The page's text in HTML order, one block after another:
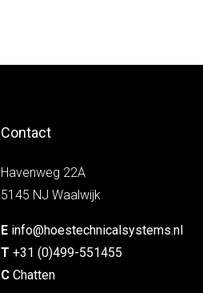
Contact
Havenweg 22A
5145 NJ Waalwijk
E info@hoestechnicalsystems.nl
T +31 (0)499-551455
C Chatten